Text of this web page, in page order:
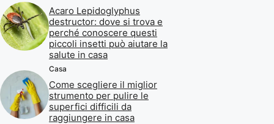
Acaro Lepidoglyphus
destructor: dove si trova e
perché conoscere questi
piccoli insetti può aiutare la
salute in casa
Casa
Come scegliere il miglior
strumento per pulire le
superfici difficili da
raggiungere in casa